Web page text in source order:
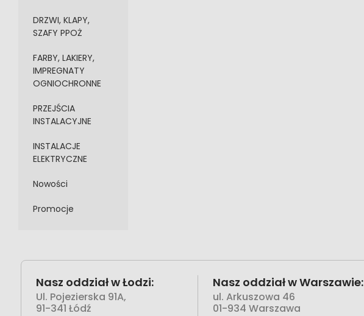
DRZWI, KLAPY,
SZAFY PPOŻ
FARBY, LAKIERY,
IMPREGNATY
OGNIOCHRONNE
PRZEJŚCIA
INSTALACYJNE
INSTALACJE
ELEKTRYCZNE
Nowości
Promocje
Nasz oddział w Łodzi:
Ul. Pojezierska 91A,
91-341 Łódź
Nasz oddział w Warszawie:
ul. Arkuszowa 46
01-934 Warszawa